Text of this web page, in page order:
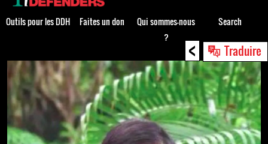
< Traduire
to
top
top
Outils pour les DDH Faites un don
Qui sommes-nous
?
Search